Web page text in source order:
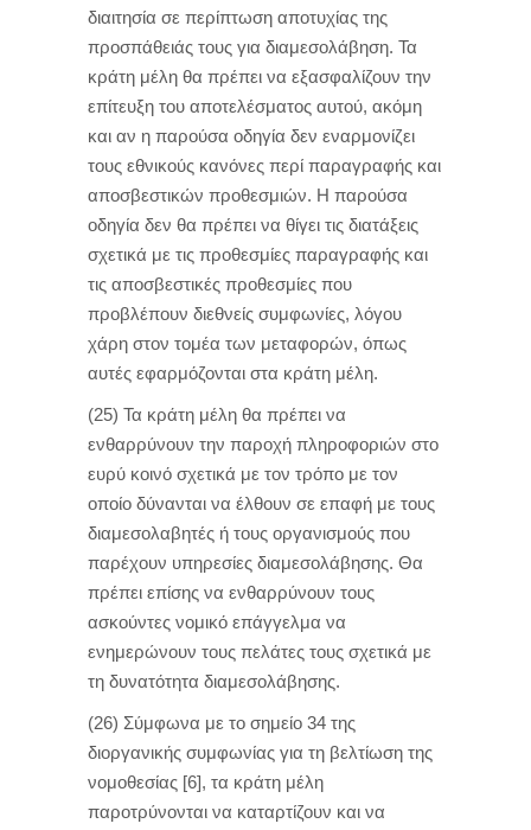
διαιτησία σε περίπτωση αποτυχίας της
προσπάθειάς τους για διαμεσολάβηση. Τα
κράτη μέλη θα πρέπει να εξασφαλίζουν την
επίτευξη του αποτελέσματος αυτού, ακόμη
και αν η παρούσα οδηγία δεν εναρμονίζει
τους εθνικούς κανόνες περί παραγραφής και
αποσβεστικών προθεσμιών. Η παρούσα
οδηγία δεν θα πρέπει να θίγει τις διατάξεις
σχετικά με τις προθεσμίες παραγραφής και
τις αποσβεστικές προθεσμίες που
προβλέπουν διεθνείς συμφωνίες, λόγου
χάρη στον τομέα των μεταφορών, όπως
αυτές εφαρμόζονται στα κράτη μέλη.
(25) Τα κράτη μέλη θα πρέπει να
ενθαρρύνουν την παροχή πληροφοριών στο
ευρύ κοινό σχετικά με τον τρόπο με τον
οποίο δύνανται να έλθουν σε επαφή με τους
διαμεσολαβητές ή τους οργανισμούς που
παρέχουν υπηρεσίες διαμεσολάβησης. Θα
πρέπει επίσης να ενθαρρύνουν τους
ασκούντες νομικό επάγγελμα να
ενημερώνουν τους πελάτες τους σχετικά με
τη δυνατότητα διαμεσολάβησης.
(26) Σύμφωνα με το σημείο 34 της
διοργανικής συμφωνίας για τη βελτίωση της
νομοθεσίας [6], τα κράτη μέλη
παροτρύνονται να καταρτίζουν και να